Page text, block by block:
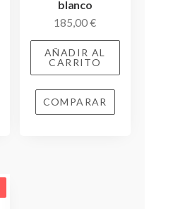
blanco
185,00€
AÑADIR AL
CARRITO
COMPARAR